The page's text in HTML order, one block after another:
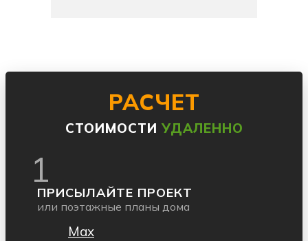
РАСЧЕТ
СТОИМОСТИ УДАЛЕННО
1
ПРИСЫЛАЙТЕ ПРОЕКТ
или поэтажные планы дома
Max